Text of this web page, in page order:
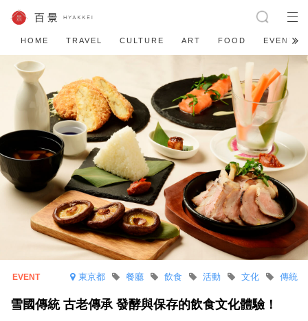
HOME TRAVEL CULTURE ART FOOD EVENT
東京都 傳統
文化
活動
飲食
餐廳
雪國傳統 古老傳承 發酵與保存的飲食文化體驗！